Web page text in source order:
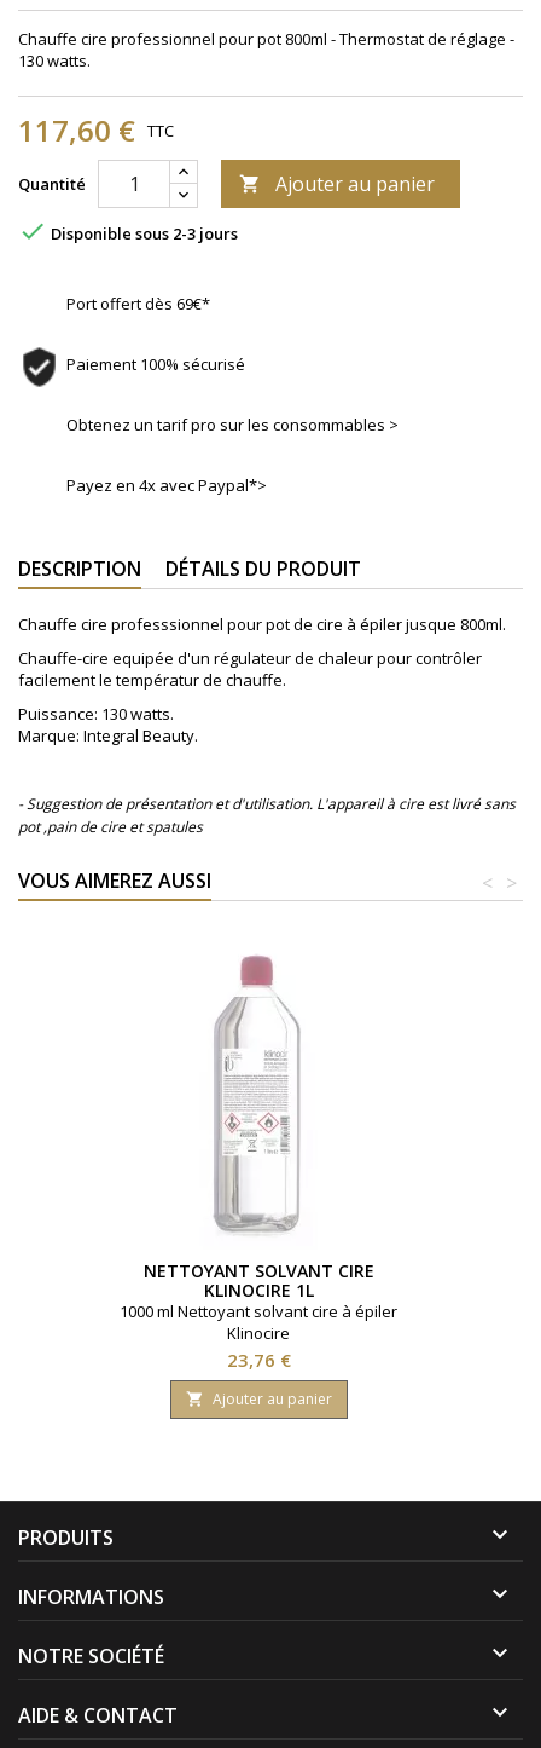
Chauffe cire professionnel pour pot 800ml - Thermostat de réglage -
130 watts.
117,60 € TTC
Quantité  Ajouter au panier
 Disponible sous 2-3 jours
Port offert dès 69€*
Paiement 100% sécurisé
Obtenez un tarif pro sur les consommables >
Payez en 4x avec Paypal*>
DESCRIPTION DÉTAILS DU PRODUIT
Chauffe cire professsionnel pour pot de cire à épiler jusque 800ml.
Chauffe-cire equipée d'un régulateur de chaleur pour contrôler
facilement le températur de chauffe.
Puissance: 130 watts.
Marque: Integral Beauty.
- Suggestion de présentation et d'utilisation. L'appareil à cire est livré sans
pot ,pain de cire et spatules
VOUS AIMEREZ AUSSI >
<
NETTOYANT SOLVANT CIRE
KLINOCIRE 1L
1000 ml Nettoyant solvant cire à épiler
Klinocire
Prix
23,76 €
 Ajouter au panier
PRODUITS 
INFORMATIONS 
NOTRE SOCIÉTÉ 
AIDE & CONTACT 